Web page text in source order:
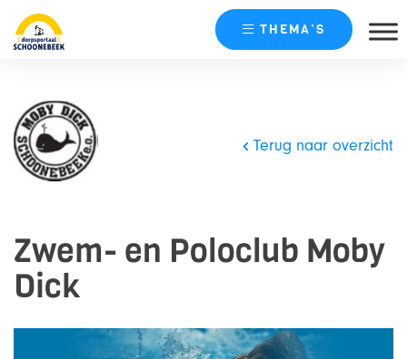
content
THEMA’S
Terug naar overzicht
Zwem- en Poloclub Moby
Dick